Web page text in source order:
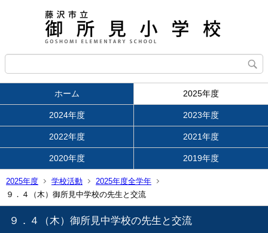
ホーム 2025年度
2024年度 2023年度
2022年度 2021年度
2020年度 2019年度
2025年度 学校活動
2025年度全学年
９．４（木）御所見中学校の先生と交流
９．４（木）御所見中学校の先生と交流